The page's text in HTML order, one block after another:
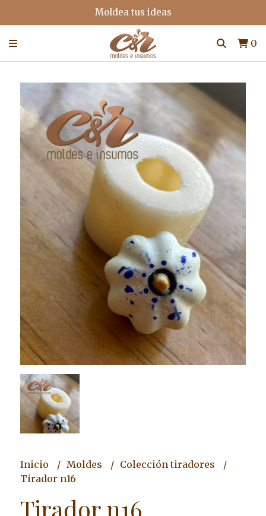
Moldea tus ideas
0
Inicio Moldes
Colección tiradores
Tirador n16
Tirador n16